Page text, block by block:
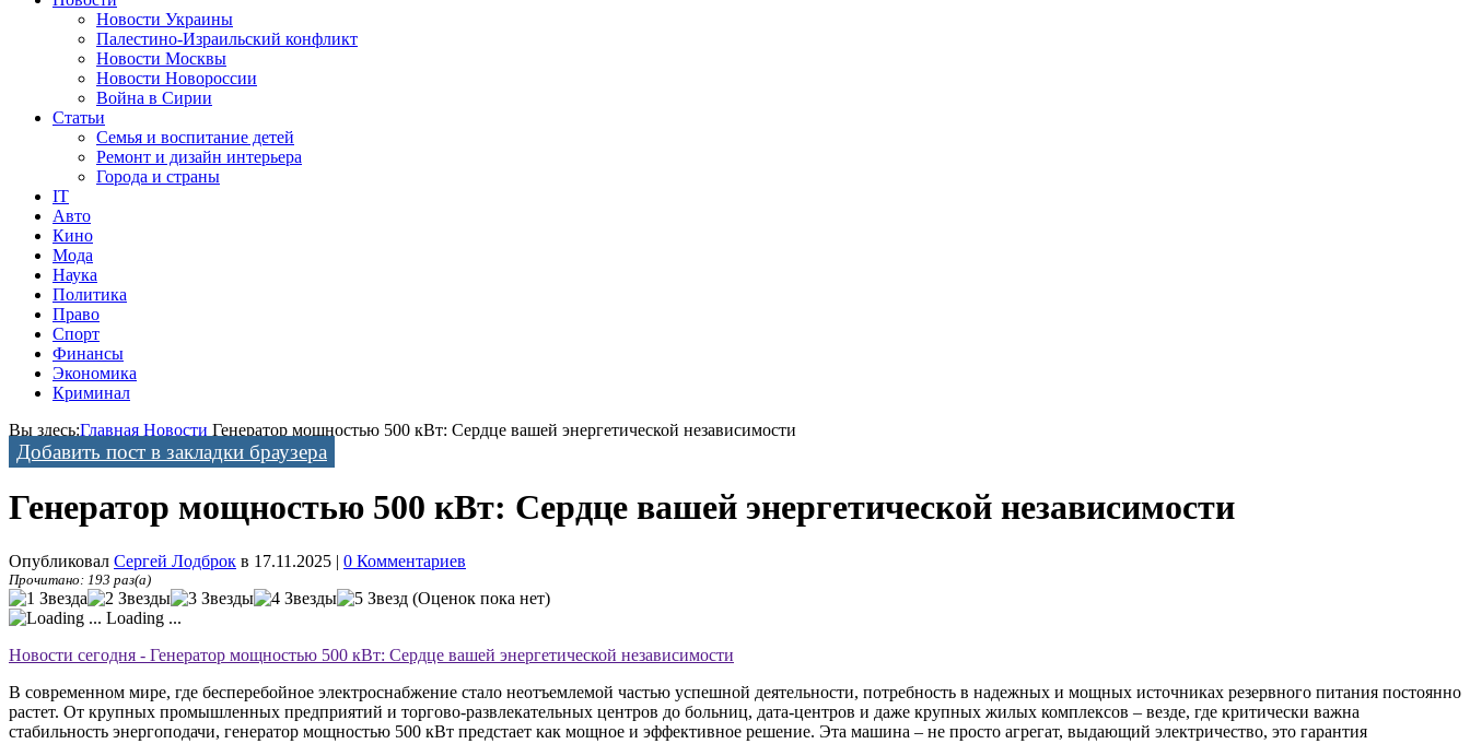
Новости Украины
Палестино-Израильский конфликт
Новости Москвы
Новости Новороссии
Война в Сирии
Статьи
Семья и воспитание детей
Ремонт и дизайн интерьера
Города и страны
IT
Авто
Кино
Мода
Наука
Политика
Право
Спорт
Финансы
Экономика
Криминал
Вы здесь:Главная Новости Генератор мощностью 500 кВт: Сердце вашей энергетической независимости
Добавить пост в закладки браузера
Генератор мощностью 500 кВт: Сердце вашей энергетической независимости
Опубликовал Сергей Лодброк в 17.11.2025 | 0 Комментариев
Прочитано: 193 раз(а)
(Оценок пока нет)
Loading ...
Новости сегодня - Генератор мощностью 500 кВт: Сердце вашей энергетической независимости
В современном мире, где бесперебойное электроснабжение стало неотъемлемой частью успешной деятельности, потребность в надежных и мощных источниках резервного питания постоянно
растет. От крупных промышленных предприятий и торгово-развлекательных центров до больниц, дата-центров и даже крупных жилых комплексов – везде, где критически важна
стабильность энергоподачи, генератор мощностью 500 кВт предстает как мощное и эффективное решение. Эта машина – не просто агрегат, выдающий электричество, это гарантия